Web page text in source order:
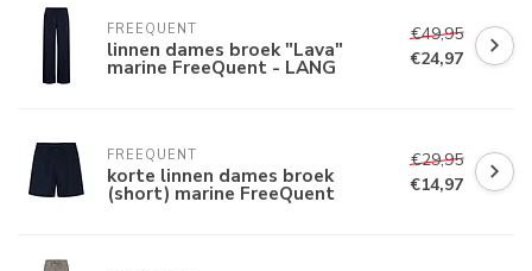
FREEQUENT
linnen dames broek "Lava"
marine FreeQuent - LANG
€49,95
€24,97
FREEQUENT
korte linnen dames broek
(short) marine FreeQuent
€29,95
€14,97